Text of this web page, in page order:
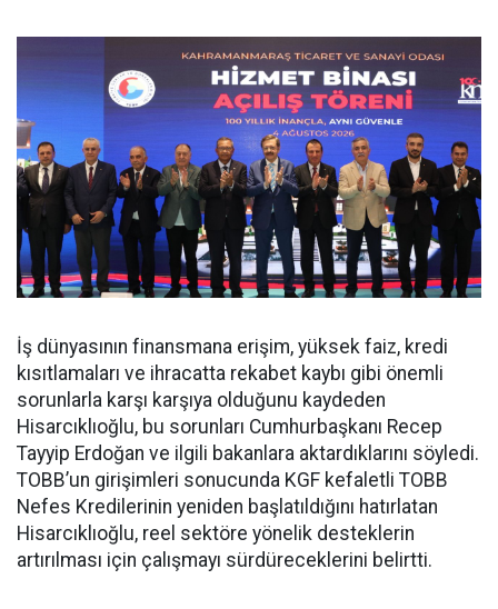
İş dünyasının finansmana erişim, yüksek faiz, kredi
kısıtlamaları ve ihracatta rekabet kaybı gibi önemli
sorunlarla karşı karşıya olduğunu kaydeden
Hisarcıklıoğlu, bu sorunları Cumhurbaşkanı Recep
Tayyip Erdoğan ve ilgili bakanlara aktardıklarını söyledi.
TOBB’un girişimleri sonucunda KGF kefaletli TOBB
Nefes Kredilerinin yeniden başlatıldığını hatırlatan
Hisarcıklıoğlu, reel sektöre yönelik desteklerin
artırılması için çalışmayı sürdüreceklerini belirtti.